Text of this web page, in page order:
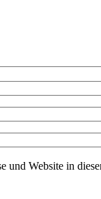
und Website in